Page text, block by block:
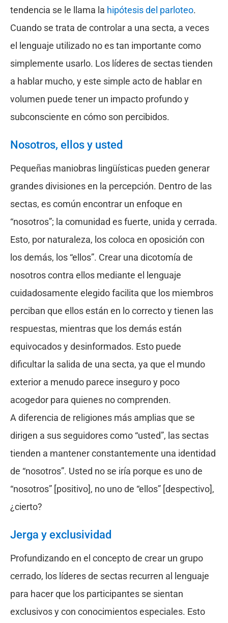
tendencia se le llama la hipótesis del parloteo.
Cuando se trata de controlar a una secta, a veces
el lenguaje utilizado no es tan importante como
simplemente usarlo. Los líderes de sectas tienden
a hablar mucho, y este simple acto de hablar en
volumen puede tener un impacto profundo y
subconsciente en cómo son percibidos.
Nosotros, ellos y usted
Pequeñas maniobras lingüísticas pueden generar
grandes divisiones en la percepción. Dentro de las
sectas, es común encontrar un enfoque en
“nosotros”; la comunidad es fuerte, unida y cerrada.
Esto, por naturaleza, los coloca en oposición con
los demás, los “ellos”. Crear una dicotomía de
nosotros contra ellos mediante el lenguaje
cuidadosamente elegido facilita que los miembros
perciban que ellos están en lo correcto y tienen las
respuestas, mientras que los demás están
equivocados y desinformados. Esto puede
dificultar la salida de una secta, ya que el mundo
exterior a menudo parece inseguro y poco
acogedor para quienes no comprenden.
A diferencia de religiones más amplias que se
dirigen a sus seguidores como “usted”, las sectas
tienden a mantener constantemente una identidad
de “nosotros”. Usted no se iría porque es uno de
“nosotros” [positivo], no uno de “ellos” [despectivo],
¿cierto?
Jerga y exclusividad
Profundizando en el concepto de crear un grupo
cerrado, los líderes de sectas recurren al lenguaje
para hacer que los participantes se sientan
exclusivos y con conocimientos especiales. Esto